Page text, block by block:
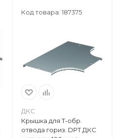
Код товара: 187375
ДКС
Крышка для Т-обр.
отвода гориз. DPT ДКС